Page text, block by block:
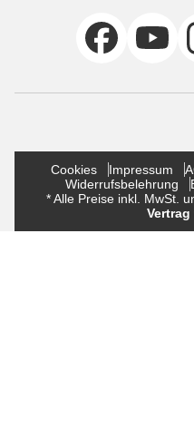
Cookies Impressum
Widerrufsbelehrung
* Alle Preise inkl. MwSt.